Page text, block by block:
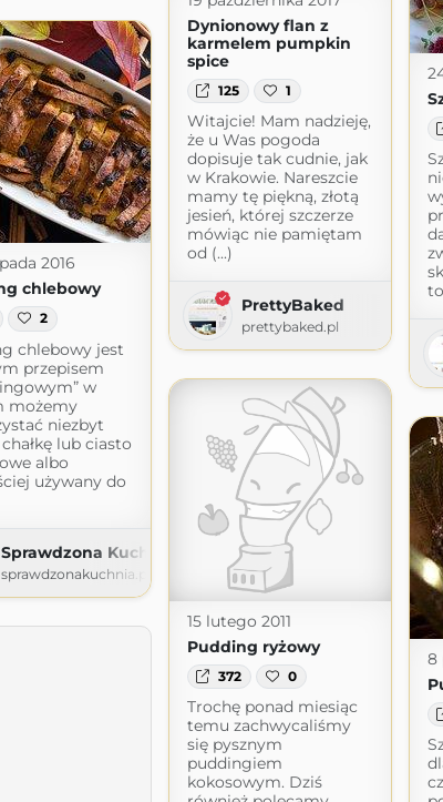
Dynionowy flan z
karmelem pumpkin
spice
125 1
Witajcie! Mam nadzieję,
że u Was pogoda
dopisuje tak cudnie, jak
w Krakowie. Nareszcie
mamy tę piękną, złotą
jesień, której szczerze
mówiąc nie pamiętam
od (...)
PrettyBaked
prettybaked.pl
2016
chlebowy
2
chlebowy jest
przepisem
w
możemy
niezbyt
lub ciasto
albo
używany do
Sprawdzona Kuchnia
sprawdzonakuchnia.pl
15 lutego 2011
Pudding ryżowy
372 0
Trochę ponad miesiąc
temu zachwycaliśmy
się pysznym
puddingiem
kokosowym. Dziś
8